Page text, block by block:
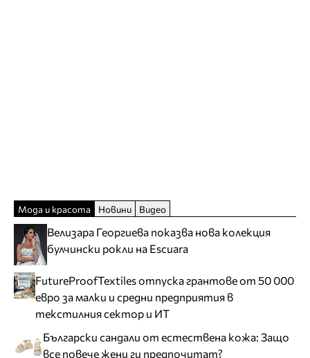
Мода и красота Новини Видео
Велизара Георгиева показва нова колекция
булчински рокли на Escuara
FutureProofTextiles отпуска грантове от 50 000
евро за малки и средни предприятия в
текстилния сектор и ИТ
Български сандали от естествена кожа: Защо
все повече жени ги предпочитат?